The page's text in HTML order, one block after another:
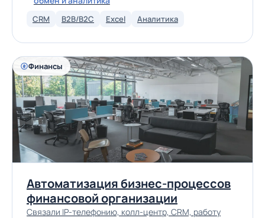
CRM B2B/B2C Excel Аналитика
Финансы
Автоматизация бизнес-процессов
финансовой организации
Связали IP-телефонию, колл-центр, CRM, работу